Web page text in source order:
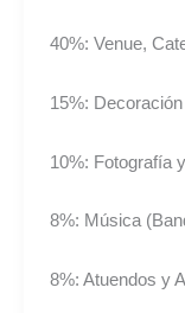
40%: Venue,
15%:
10%: Fotografía
8%: Música
8%: Atuendos y